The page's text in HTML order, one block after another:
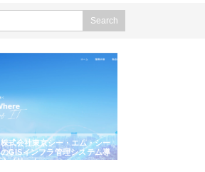
株式会社東京シー・エム・シー
のGISインフラ管理システム導
入メリット